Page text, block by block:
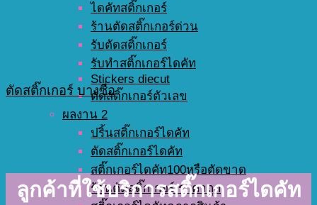
ไดคัทสติ๊กเกอร์
ร้านตัดสติ๊กเกอร์ด่วน
รับตัดสติ๊กเกอร์
รับทำสติ๊กเกอร์ไดคัท
Stickers diecut
ตัดสติ๊กเกอร์ตัวเลข
ผลงาน 2
ปริ้นสติ๊กเกอร์ไดคัท
ตัดสติ๊กเกอร์ไดคัท
สติ๊กเกอร์ไดคัท100หรือตัดขาด
ร้านตัดสติ๊กเกอร์ ราคาถูก
ตัดสติ๊กเกอร์ บางซื่อ
ลูกค้าที่ใช้บริการสติ๊กเกอร์ไดคัท